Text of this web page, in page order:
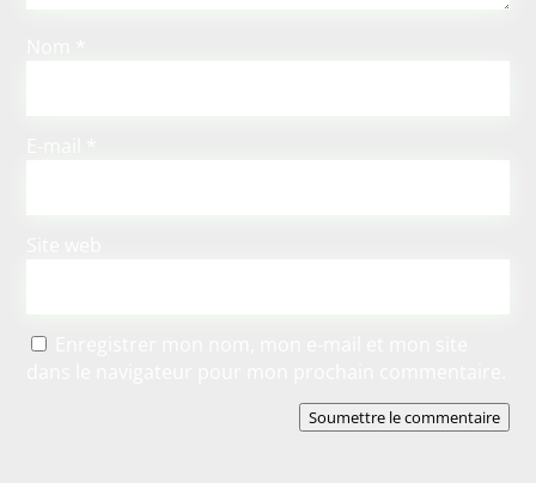
Soumettre le commentaire